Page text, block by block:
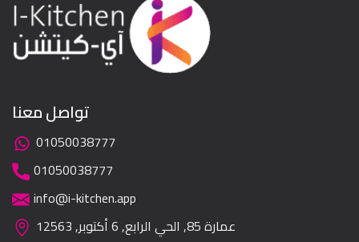
تواصل معنا
01050038777
01050038777
info@i-kitchen.app
عمارة 85, الحي الرابع, 6 أكتوبر, 12563